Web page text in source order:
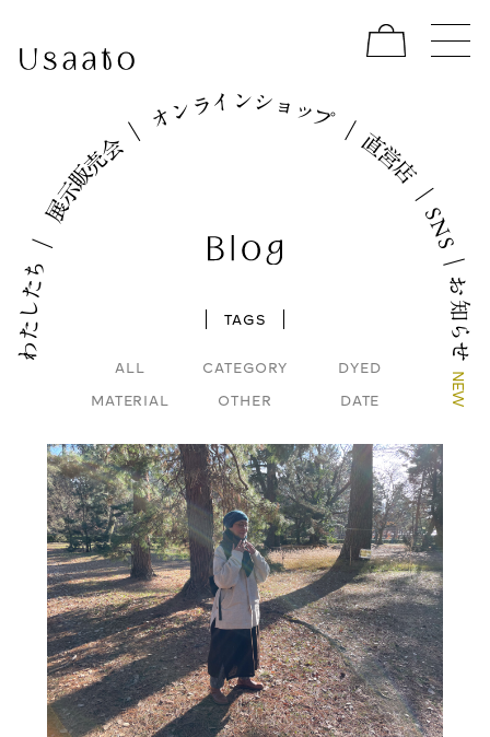
わ
た
し
た
ち
｜
展
示
販売会
｜ オンライ ンショ ップ ｜直営
店
｜
S
N
S
｜
N
E
W
お
知
ら
せ
TAGS
ALL CATEGORY
DYED
MATERIAL
OTHER DATE